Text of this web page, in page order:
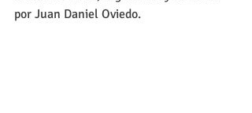
por Juan Daniel Oviedo.